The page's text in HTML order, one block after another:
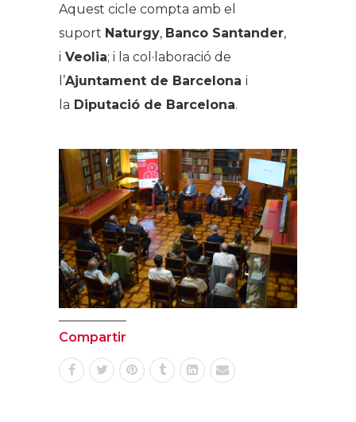
Aquest cicle compta amb el
suport Naturgy, Banco Santander,
i Veolia; i la col·laboració de
l’Ajuntament de Barcelona i
la Diputació de Barcelona.
Compartir